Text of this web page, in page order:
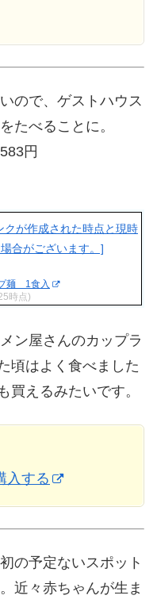
ので、ゲストハウス
たべることに。
円
麺 1食入
時点)
ン屋さんのカップラ
頃はよく食べました
買えるみたいです。
入する
の予定ないスポット
近々赤ちゃんが生ま